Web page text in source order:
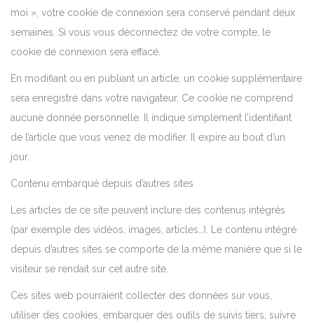
moi », votre cookie de connexion sera conservé pendant deux
semaines. Si vous vous déconnectez de votre compte, le
cookie de connexion sera effacé.
En modifiant ou en publiant un article, un cookie supplémentaire
sera enregistré dans votre navigateur. Ce cookie ne comprend
aucune donnée personnelle. Il indique simplement l’identifiant
de l’article que vous venez de modifier. Il expire au bout d’un
jour.
Contenu embarqué depuis d’autres sites
Les articles de ce site peuvent inclure des contenus intégrés
(par exemple des vidéos, images, articles…). Le contenu intégré
depuis d’autres sites se comporte de la même manière que si le
visiteur se rendait sur cet autre site.
Ces sites web pourraient collecter des données sur vous,
utiliser des cookies, embarquer des outils de suivis tiers, suivre